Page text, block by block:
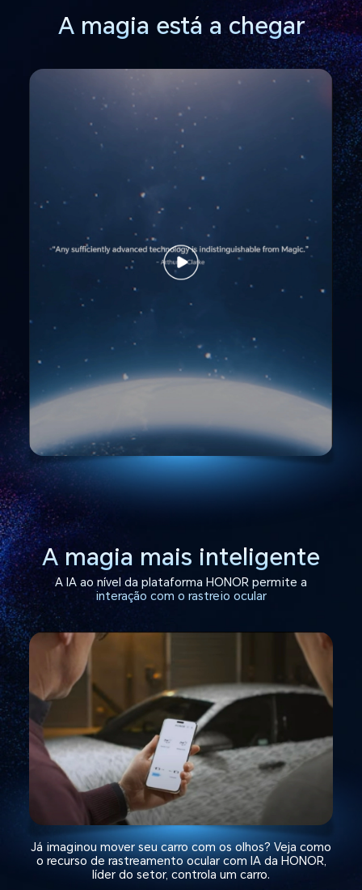
A magia está a chegar
A magia mais inteligente
A IA ao nível da plataforma HONOR permite a
interação com o rastreio ocular
Já imaginou mover seu carro com os olhos? Veja como
o recurso de rastreamento ocular com IA da HONOR,
líder do setor, controla um carro.